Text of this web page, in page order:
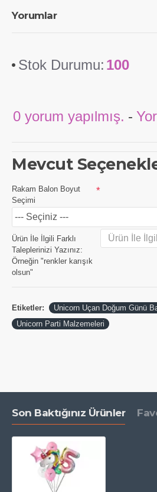
Yorumlar
Stok Durumu: 100
0 yorum yapılmış. -
Mevcut
Rakam Balon Boyut
Seçimi
Ürün İle İlgili Farklı
Taleplerinizi Yazınız:
Örneğin "renkler karışık
olsun"
Etiketler:
Unicorn Uçan Doğum Günü
Unicorn Parti Malzemeleri
Son Baktığınız Ürünler